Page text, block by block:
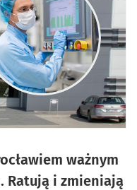
ważnym
Ratują i zmieniają